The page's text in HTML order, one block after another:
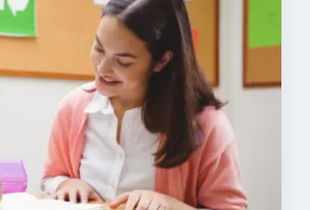
garantindo o bom
atividades dentro e fora
agora o Curso Grátis